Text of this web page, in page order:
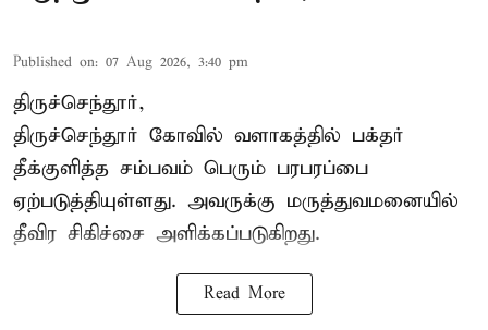
Published on: 07 Aug 2026, 3:40 pm
திருச்செந்தூர்,
திருச்செந்தூர் கோவில் வளாகத்தில் பக்தர்
தீக்குளித்த சம்பவம் பெரும் பரபரப்பை
ஏற்படுத்தியுள்ளது. அவருக்கு மருத்துவமனையில்
தீவிர சிகிச்சை அளிக்கப்படுகிறது.
Read More